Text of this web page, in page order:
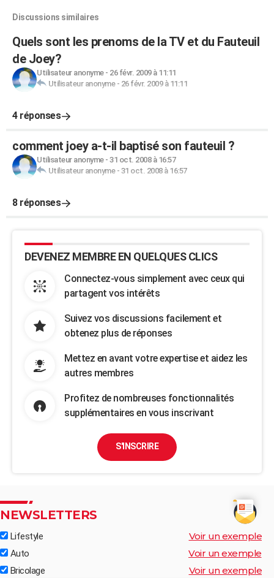
Discussions similaires
Quels sont les prenoms de la TV et du Fauteuil
de Joey?
Utilisateur anonyme- 26 févr. 2009 à 11:11
Utilisateur anonyme- 26 févr. 2009 à 11:11
4 réponses
comment joey a-t-il baptisé son fauteuil ?
Utilisateur anonyme- 31 oct. 2008 à 16:57
Utilisateur anonyme- 31 oct. 2008 à 16:57
8 réponses
DEVENEZ MEMBRE EN QUELQUES CLICS
Connectez-vous simplement avec ceux qui
partagent vos intérêts
Suivez vos discussions facilement et
obtenez plus de réponses
Mettez en avant votre expertise et aidez les
autres membres
Profitez de nombreuses fonctionnalités
supplémentaires en vous inscrivant
S'INSCRIRE
NEWSLETTERS
Lifestyle Voir un exemple
Auto Voir un exemple
Bricolage Voir un exemple